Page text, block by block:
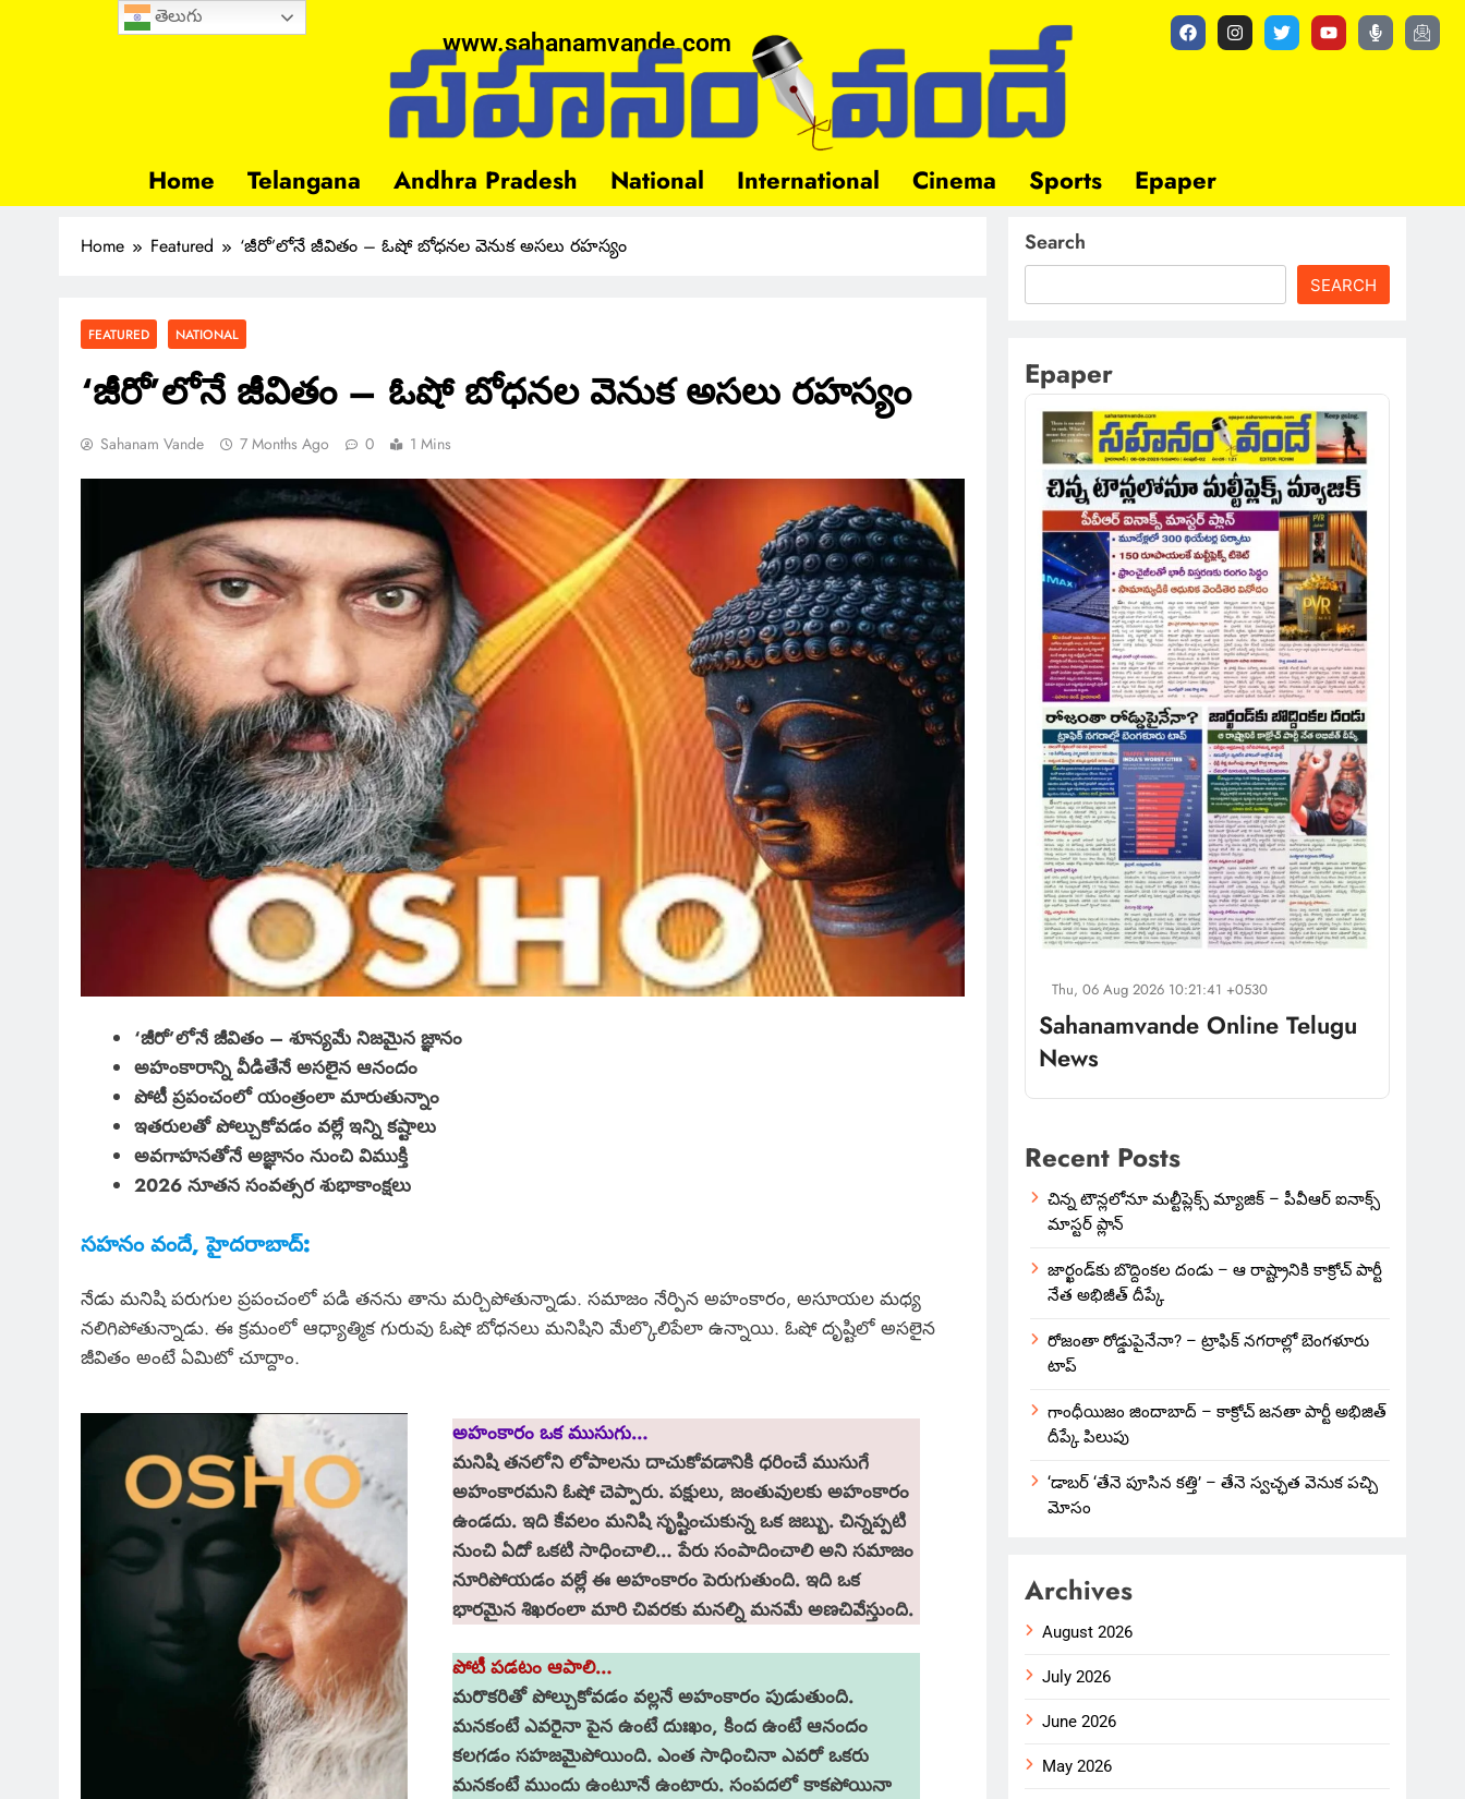
www.sahanamvande.com
Home Telangana Andhra Pradesh National International Cinema Sports Epaper
Home Featured ‘జీరో’లోనే జీవితం – ఓషో బోధనల వెనుక అసలు రహస్యం
FEATURED NATIONAL
‘జీరో’లోనే జీవితం – ఓషో బోధనల వెనుక అసలు రహస్యం
Sahanam Vande 7 Months Ago 0 1 Mins
‘జీరో’లోనే జీవితం – శూన్యమే నిజమైన జ్ఞానం
అహంకారాన్ని వీడితేనే అసలైన ఆనందం
పోటీ ప్రపంచంలో యంత్రంలా మారుతున్నాం
ఇతరులతో పోల్చుకోవడం వల్లే ఇన్ని కష్టాలు
అవగాహనతోనే అజ్ఞానం నుంచి విముక్తి
2026 నూతన సంవత్సర శుభాకాంక్షలు
సహనం వందే, హైదరాబాద్:
నేడు మనిషి పరుగుల ప్రపంచంలో పడి తనను తాను మర్చిపోతున్నాడు. సమాజం నేర్పిన అహంకారం, అసూయల మధ్య
నలిగిపోతున్నాడు. ఈ క్రమంలో ఆధ్యాత్మిక గురువు ఓషో బోధనలు మనిషిని మేల్కొలిపేలా ఉన్నాయి. ఓషో దృష్టిలో అసలైన
జీవితం అంటే ఏమిటో చూద్దాం.
అహంకారం ఒక ముసుగు…
మనిషి తనలోని లోపాలను దాచుకోవడానికి ధరించే ముసుగే
అహంకారమని ఓషో చెప్పారు. పక్షులు, జంతువులకు అహంకారం
ఉండదు. ఇది కేవలం మనిషి సృష్టించుకున్న ఒక జబ్బు. చిన్నప్పటి
నుంచి ఏదో ఒకటి సాధించాలి… పేరు సంపాదించాలి అని సమాజం
నూరిపోయడం వల్లే ఈ అహంకారం పెరుగుతుంది. ఇది ఒక
భారమైన శిఖరంలా మారి చివరకు మనల్ని మనమే అణచివేస్తుంది.
పోటీ పడటం ఆపాలి…
మరొకరితో పోల్చుకోవడం వల్లనే అహంకారం పుడుతుంది.
మనకంటే ఎవరైనా పైన ఉంటే దుఃఖం, కింద ఉంటే ఆనందం
కలగడం సహజమైపోయింది. ఎంత సాధించినా ఎవరో ఒకరు
మనకంటే ముందు ఉంటూనే ఉంటారు. సంపదలో కాకపోయినా
Search
SEARCH
Epaper
Thu, 06 Aug 2026 10:21:41 +0530
Sahanamvande Online Telugu
News
Recent Posts
చిన్న టౌన్లలోనూ మల్టీప్లెక్స్‌ మ్యాజిక్ – పీవీఆర్ ఐనాక్స్
మాస్టర్ ప్లాన్
జార్ఖండ్‌కు బొద్దింకల దండు – ఆ రాష్ట్రానికి కాక్రోచ్ పార్టీ
నేత అభిజీత్ దీప్కే
రోజంతా రోడ్డుపైనేనా? – ట్రాఫిక్ నగరాల్లో బెంగళూరు
టాప్
గాంధీయిజం జిందాబాద్ – కాక్రోచ్ జనతా పార్టీ అభిజిత్
దీప్కే పిలుపు
‘డాబర్ ‘తేనె పూసిన కత్తి’ – తేనె స్వచ్ఛత వెనుక పచ్చి
మోసం
Archives
August 2026
July 2026
June 2026
May 2026
తెలుగు